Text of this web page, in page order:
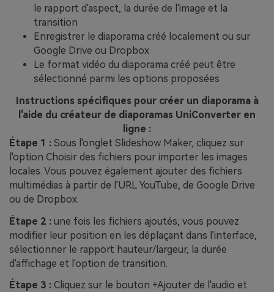
le rapport d'aspect, la durée de l'image et la
transition
Enregistrer le diaporama créé localement ou sur
Google Drive ou Dropbox
Le format vidéo du diaporama créé peut être
sélectionné parmi les options proposées
Instructions spécifiques pour créer un diaporama à
l'aide du créateur de diaporamas UniConverter en
ligne :
Étape 1 : Sous l'onglet Slideshow Maker, cliquez sur
l'option Choisir des fichiers pour importer les images
locales. Vous pouvez également ajouter des fichiers
multimédias à partir de l'URL YouTube, de Google Drive
ou de Dropbox.
Étape 2 : une fois les fichiers ajoutés, vous pouvez
modifier leur position en les déplaçant dans l'interface,
sélectionner le rapport hauteur/largeur, la durée
d'affichage et l'option de transition.
Étape 3 : Cliquez sur le bouton +Ajouter de l'audio et